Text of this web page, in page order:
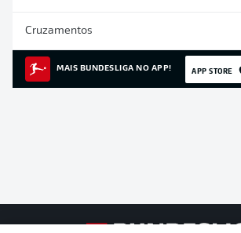
Cruzamentos
MAIS BUNDESLIGA NO APP! APP STORE